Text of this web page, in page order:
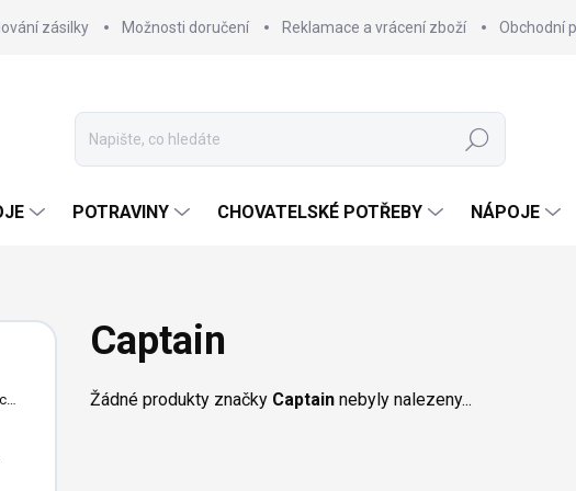
zásilky Možnosti doručení Reklamace a vrácení zboží Obchodní
Hledat
POTRAVINY CHOVATELSKÉ POTŘEBY NÁPOJE
Captain
Žádné produkty značky Captain nebyly nalezeny...